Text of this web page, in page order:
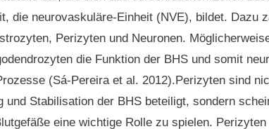
die neurovaskuläre-Einheit (NVE), bildet. Dazu
Perizyten und Neuronen.
die Funktion der BHS und somit
(Sá-Pereira et al. 2012).Perizyten sind
und Stabilisation der BHS beteiligt, sondern
eine wichtige Rolle zu spielen.